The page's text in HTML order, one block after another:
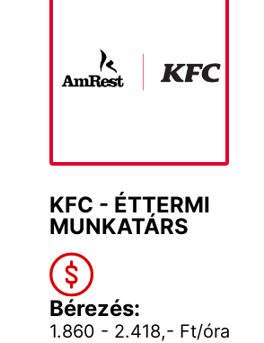
KFC - ÉTTERMI
MUNKATÁRS
Bérezés:
1.860 - 2.418,- Ft/óra